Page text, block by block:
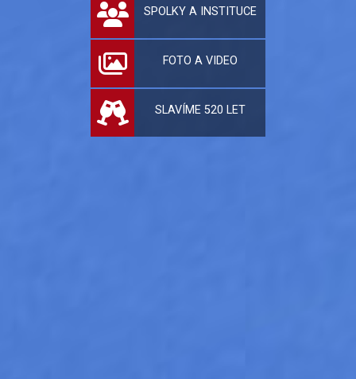
SPOLKY A INSTITUCE
FOTO A VIDEO
SLAVÍME 520 LET